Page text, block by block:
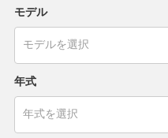
モデル
年式